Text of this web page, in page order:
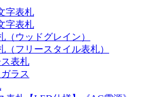
字表札
字表札
（ウッドグレイン）
（フリースタイル表札）
表札
ラス